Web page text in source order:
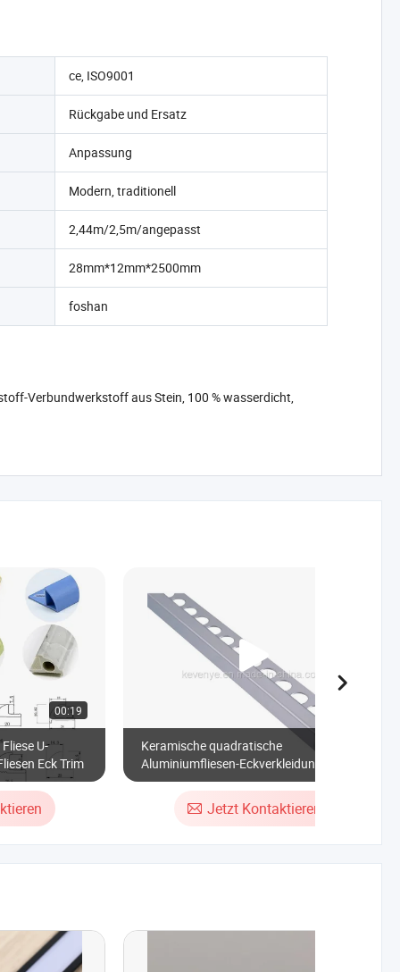
ce, ISO9001
Rückgabe und Ersatz
Anpassung
Modern, traditionell
2,44m/2,5m/angepasst
28mm*12mm*2500mm
foshan
Verbundwerkstoff aus Stein, 100 % wasserdicht,
00:19
U-
Eck Trim
Keramische quadratische
Aluminiumfliesen-Eckverkleidung
Jetzt Kontaktieren